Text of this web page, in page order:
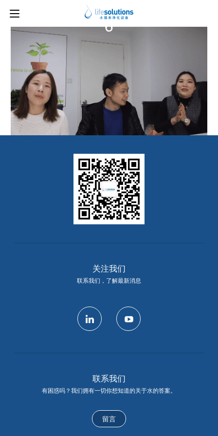
上一图片
6
关注我们
联系我们，了解最新消息
联系我们
有困惑吗？我们拥有一切你想知道的关于水的答案。
留言